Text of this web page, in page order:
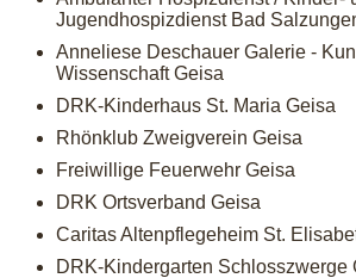
Jugendhospizdienst Bad
Anneliese Deschauer Galerie -
Wissenschaft Geisa
DRK-Kinderhaus St. Maria Geisa
Rhönklub Zweigverein Geisa
Freiwillige Feuerwehr Geisa
DRK Ortsverband Geisa
Caritas Altenpflegeheim St.
DRK-Kindergarten Schlosszwerge